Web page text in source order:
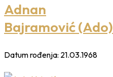
Adnan
Bajramović (Ado)
Datum rođenja: 21.03.1968